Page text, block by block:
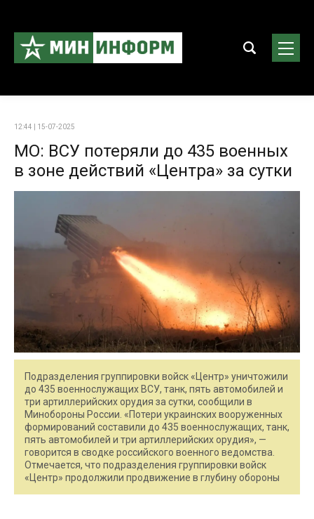
12:44 | 15-07-2025
МО: ВСУ потеряли до 435 военных
в зоне действий «Центра» за сутки
Подразделения группировки войск «Центр» уничтожили
до 435 военнослужащих ВСУ, танк, пять автомобилей и
три артиллерийских орудия за сутки, сообщили в
Минобороны России. «Потери украинских вооруженных
формирований составили до 435 военнослужащих, танк,
пять автомобилей и три артиллерийских орудия», —
говорится в сводке российского военного ведомства.
Отмечается, что подразделения группировки войск
«Центр» продолжили продвижение в глубину обороны